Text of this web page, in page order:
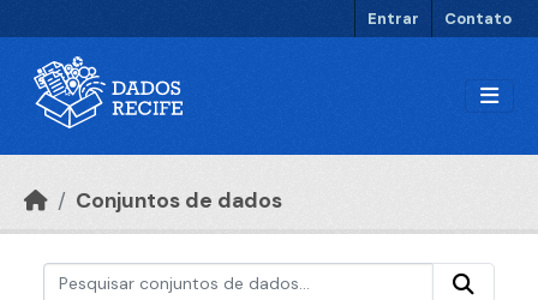
Entrar Contato
Conjuntos de dados